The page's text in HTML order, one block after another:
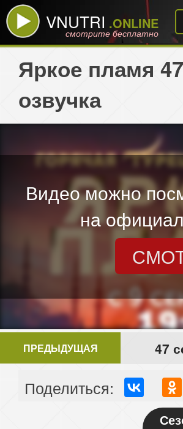
VNUTRI .ONLINE
смотрите бесплатно
Яркое пламя
озвучка
Видео можно
на
ПРЕДЫДУЩАЯ 47
Поделиться: